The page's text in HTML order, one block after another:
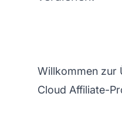
Willkommen zur
Cloud Affiliate-